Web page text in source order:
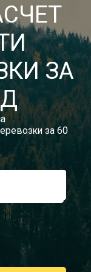
533-86-05
бесплатный
звонок
Тарифы
Отзывы
Статьи
Новости
Документы
Контакты
ЗА
за 60